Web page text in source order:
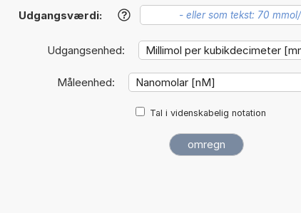
Udgangsværdi: ?
Udgangsenhed:
Måleenhed:
Tal i videnskabelig notation